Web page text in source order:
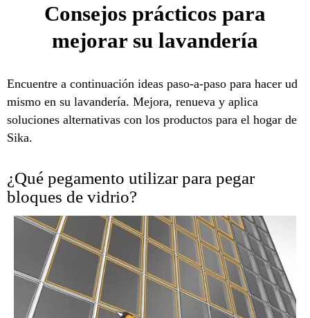
Consejos prácticos para
mejorar su lavandería
Encuentre a continuación ideas paso-a-paso para hacer ud
mismo en su lavandería. Mejora, renueva y aplica
soluciones alternativas con los productos para el hogar de
Sika.
¿Qué pegamento utilizar para pegar
bloques de vidrio?